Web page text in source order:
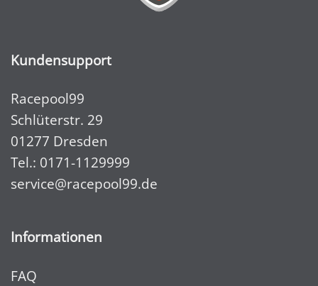
Kundensupport
Racepool99
Schlüterstr. 29
01277 Dresden
Tel.: 0171-1129999
service@racepool99.de
Informationen
FAQ